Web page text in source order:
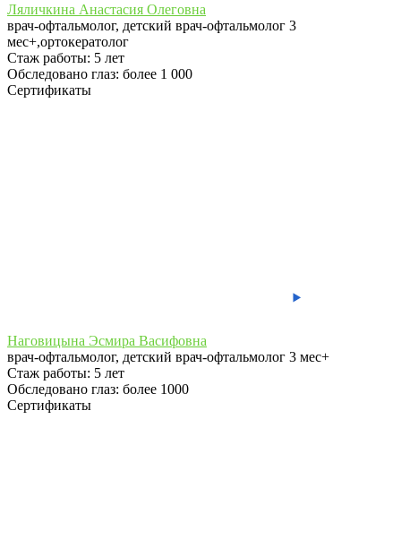
Ляличкина Анастасия Олеговна
врач-офтальмолог, детский врач-офтальмолог 3
мес+,ортокератолог
Стаж работы: 5 лет
Обследовано глаз: более 1 000
Сертификаты
Наговицына Эсмира Васифовна
врач-офтальмолог, детский врач-офтальмолог 3 мес+
Стаж работы: 5 лет
Обследовано глаз: более 1000
Сертификаты